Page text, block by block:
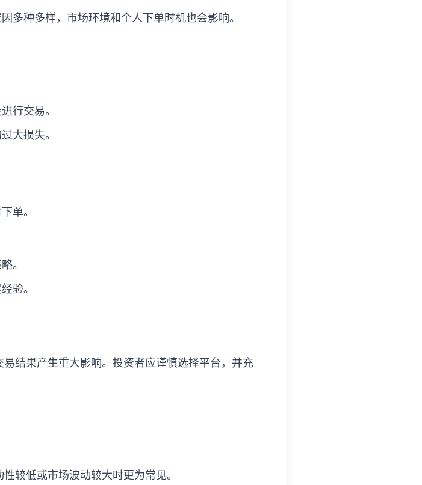
多种多样，市场环境和个人下单时机也会影响。
行交易。
大损失。
单。
。
验。
结果产生重大影响。投资者应谨慎选择平台，并充
较低或市场波动较大时更为常见。